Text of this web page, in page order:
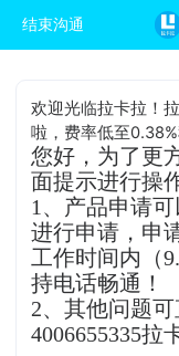
结束沟通
欢迎光临拉卡拉！
啦，费率低至
您好，为了更
面提示进行操
1、产品申请
进行申请，申
工作时间内（
持电话畅通！
2、其他问题可
4006655335拉